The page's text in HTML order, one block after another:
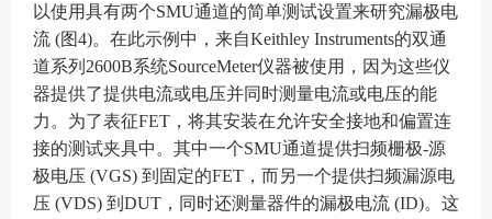
以使用具有两个SMU通道的简单测试设置来研究漏极电
流 (图4)。在此示例中，来自Keithley Instruments的双通
道系列2600B系统SourceMeter仪器被使用，因为这些仪
器提供了提供电流或电压并同时测量电流或电压的能
力。为了表征FET，将其安装在允许安全接地和偏置连
接的测试夹具中。其中一个SMU通道提供扫频栅极-源
极电压 (VGS) 到固定的FET，而另一个提供扫频漏源电
压 (VDS) 到DUT，同时还测量器件的漏极电流 (ID)。这